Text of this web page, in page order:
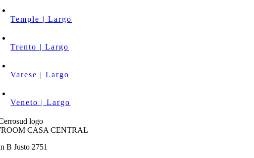
Temple | Largo
Trento | Largo
Varese | Largo
Veneto | Largo
CASA CENTRAL
B Justo 2751